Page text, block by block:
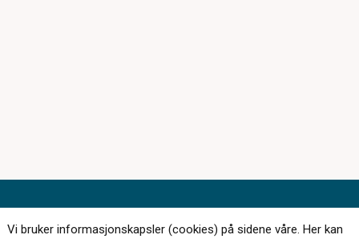
Vi bruker informasjonskapsler (cookies) på sidene våre. Her kan